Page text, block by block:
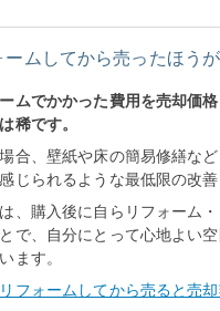
ームしてから売ったほう
ムでかかった費用を売却価
稀です。
合、壁紙や床の簡易修繕な
じられるような最低限の改善
、購入後に自らリフォーム
で、自分にとって心地よい
ます。
リフォームしてから売ると売